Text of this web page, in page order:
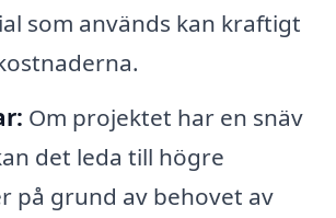
som används kan kraftigt
Om projektet har en snäv
det leda till högre
på grund av behovet av